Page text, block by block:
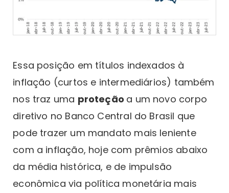
Essa posição em títulos indexados à
inflação (curtos e intermediários) também
nos traz uma proteção a um novo corpo
diretivo no Banco Central do Brasil que
pode trazer um mandato mais leniente
com a inflação, hoje com prêmios abaixo
da média histórica, e de impulsão
econômica via política monetária mais